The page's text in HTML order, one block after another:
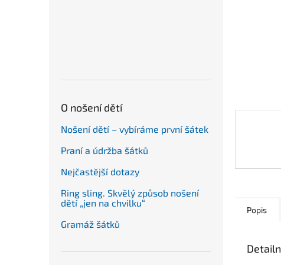
O nošení dětí
Nošení dětí – vybíráme první šátek
Praní a údržba šátků
Nejčastější dotazy
Ring sling. Skvělý způsob nošení
dětí „jen na chvilku“
Gramáž šátků
Popis